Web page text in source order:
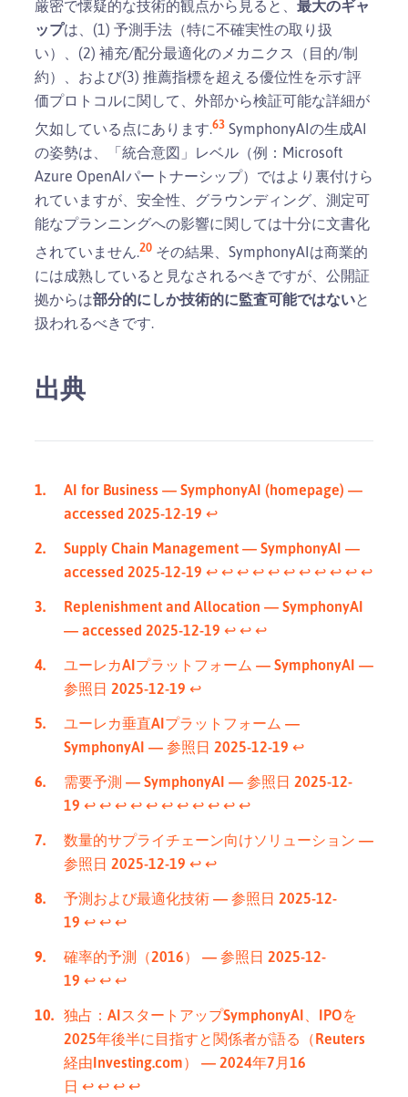
厳密で懐疑的な技術的観点から見ると、 最大のギャ
ップは、(1) 予測手法（特に不確実性の取り扱
い）、(2) 補充/配分最適化のメカニクス（目的/制
約）、および(3) 推薦指標を超える優位性を示す評
価プロトコルに関して、外部から検証可能な詳細が
欠如している点にあります.63 SymphonyAIの生成AI
の姿勢は、「統合意図」レベル（例：Microsoft
Azure OpenAIパートナーシップ）ではより裏付けら
れていますが、安全性、グラウンディング、測定可
能なプランニングへの影響に関しては十分に文書化
されていません.20 その結果、SymphonyAIは商業的
には成熟していると見なされるべきですが、公開証
拠からは部分的にしか技術的に監査可能ではないと
扱われるべきです.
出典
AI for Business — SymphonyAI (homepage) —
accessed 2025-12-19 ↩︎
Supply Chain Management — SymphonyAI —
accessed 2025-12-19 ↩︎ ↩︎ ↩︎ ↩︎ ↩︎ ↩︎ ↩︎ ↩︎ ↩︎ ↩︎ ↩︎
Replenishment and Allocation — SymphonyAI
— accessed 2025-12-19 ↩︎ ↩︎ ↩︎
ユーレカAIプラットフォーム — SymphonyAI —
参照日 2025-12-19 ↩︎
ユーレカ垂直AIプラットフォーム —
SymphonyAI — 参照日 2025-12-19 ↩︎
需要予測 — SymphonyAI — 参照日 2025-12-
19 ↩︎ ↩︎ ↩︎ ↩︎ ↩︎ ↩︎ ↩︎ ↩︎ ↩︎ ↩︎ ↩︎
数量的サプライチェーン向けソリューション —
参照日 2025-12-19 ↩︎ ↩︎
予測および最適化技術 — 参照日 2025-12-
19 ↩︎ ↩︎ ↩︎
確率的予測（2016） — 参照日 2025-12-
19 ↩︎ ↩︎ ↩︎
独占：AIスタートアップSymphonyAI、IPOを
2025年後半に目指すと関係者が語る（Reuters
経由Investing.com） — 2024年7月16
日 ↩︎ ↩︎ ↩︎ ↩︎